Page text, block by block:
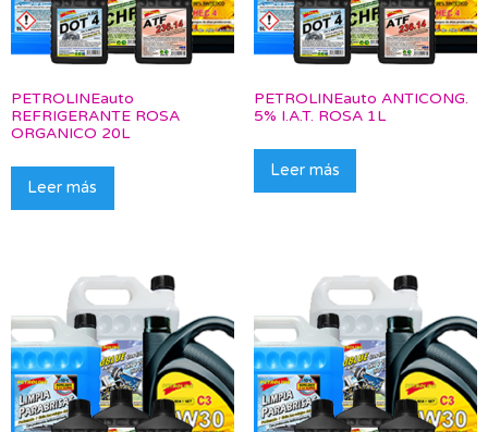
PETROLINEauto
REFRIGERANTE ROSA
ORGANICO 20L
Leer más
PETROLINEauto ANTICONG.
5% I.A.T. ROSA 1L
Leer más